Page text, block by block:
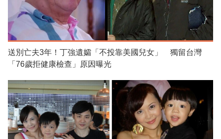
送別亡夫3年！丁強遺孀「不投靠美國兒女」 獨留台灣
「76歲拒健康檢查」原因曝光